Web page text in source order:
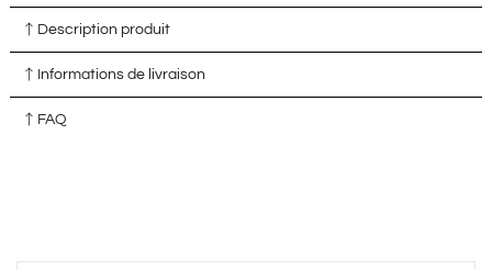
Description produit
Informations de livraison
FAQ